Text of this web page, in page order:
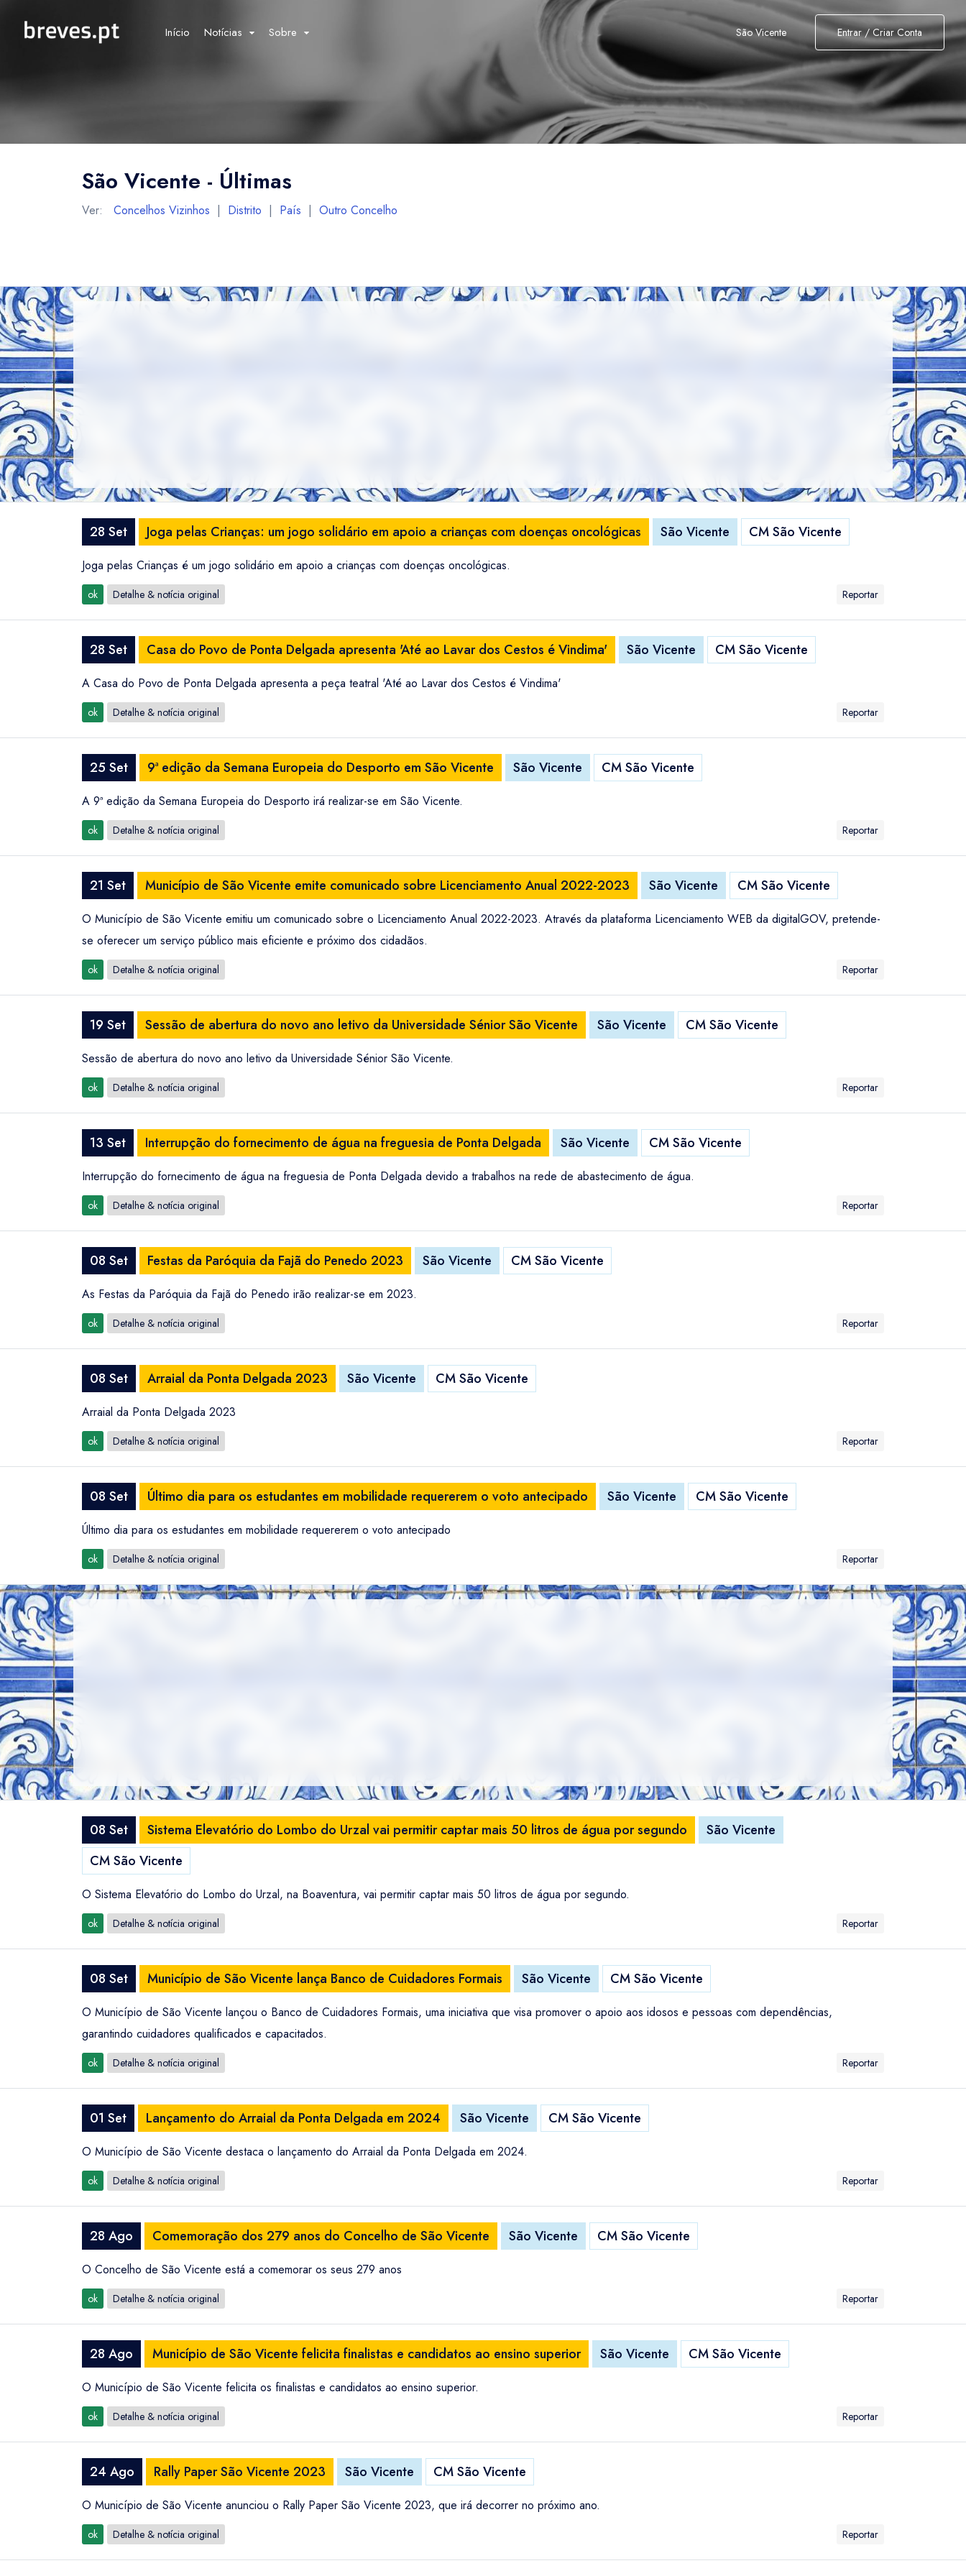
Início Notícias Sobre São Vicente Entrar / Criar Conta
São Vicente - Últimas
Ver: Concelhos Vizinhos | Distrito | País | Outro Concelho
28 Set Joga pelas Crianças: um jogo solidário em apoio a crianças com doenças oncológicas São Vicente CM São Vicente
Joga pelas Crianças é um jogo solidário em apoio a crianças com doenças oncológicas.
ok Detalhe & notícia original Reportar
28 Set Casa do Povo de Ponta Delgada apresenta 'Até ao Lavar dos Cestos é Vindima' São Vicente CM São Vicente
A Casa do Povo de Ponta Delgada apresenta a peça teatral 'Até ao Lavar dos Cestos é Vindima'
ok Detalhe & notícia original Reportar
25 Set 9ª edição da Semana Europeia do Desporto em São Vicente São Vicente CM São Vicente
A 9ª edição da Semana Europeia do Desporto irá realizar-se em São Vicente.
ok Detalhe & notícia original Reportar
21 Set Município de São Vicente emite comunicado sobre Licenciamento Anual 2022-2023 São Vicente CM São Vicente
O Município de São Vicente emitiu um comunicado sobre o Licenciamento Anual 2022-2023. Através da plataforma Licenciamento WEB da digitalGOV, pretende-
se oferecer um serviço público mais eficiente e próximo dos cidadãos.
ok Detalhe & notícia original Reportar
19 Set Sessão de abertura do novo ano letivo da Universidade Sénior São Vicente São Vicente CM São Vicente
Sessão de abertura do novo ano letivo da Universidade Sénior São Vicente.
ok Detalhe & notícia original Reportar
13 Set Interrupção do fornecimento de água na freguesia de Ponta Delgada São Vicente CM São Vicente
Interrupção do fornecimento de água na freguesia de Ponta Delgada devido a trabalhos na rede de abastecimento de água.
ok Detalhe & notícia original Reportar
08 Set Festas da Paróquia da Fajã do Penedo 2023 São Vicente CM São Vicente
As Festas da Paróquia da Fajã do Penedo irão realizar-se em 2023.
ok Detalhe & notícia original Reportar
08 Set Arraial da Ponta Delgada 2023 São Vicente CM São Vicente
Arraial da Ponta Delgada 2023
ok Detalhe & notícia original Reportar
08 Set Último dia para os estudantes em mobilidade requererem o voto antecipado São Vicente CM São Vicente
Último dia para os estudantes em mobilidade requererem o voto antecipado
ok Detalhe & notícia original Reportar
08 Set Sistema Elevatório do Lombo do Urzal vai permitir captar mais 50 litros de água por segundo
São Vicente
CM São Vicente
O Sistema Elevatório do Lombo do Urzal, na Boaventura, vai permitir captar mais 50 litros de água por segundo.
ok Detalhe & notícia original Reportar
08 Set Município de São Vicente lança Banco de Cuidadores Formais São Vicente CM São Vicente
O Município de São Vicente lançou o Banco de Cuidadores Formais, uma iniciativa que visa promover o apoio aos idosos e pessoas com dependências,
garantindo cuidadores qualificados e capacitados.
ok Detalhe & notícia original Reportar
01 Set Lançamento do Arraial da Ponta Delgada em 2024 São Vicente CM São Vicente
O Município de São Vicente destaca o lançamento do Arraial da Ponta Delgada em 2024.
ok Detalhe & notícia original Reportar
28 Ago Comemoração dos 279 anos do Concelho de São Vicente São Vicente CM São Vicente
O Concelho de São Vicente está a comemorar os seus 279 anos
ok Detalhe & notícia original Reportar
28 Ago Município de São Vicente felicita finalistas e candidatos ao ensino superior São Vicente CM São Vicente
O Município de São Vicente felicita os finalistas e candidatos ao ensino superior.
ok Detalhe & notícia original Reportar
24 Ago Rally Paper São Vicente 2023 São Vicente CM São Vicente
O Município de São Vicente anunciou o Rally Paper São Vicente 2023, que irá decorrer no próximo ano.
ok Detalhe & notícia original Reportar